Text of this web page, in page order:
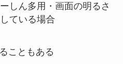
しん多用・画面の明るさ
ている場合
こともある